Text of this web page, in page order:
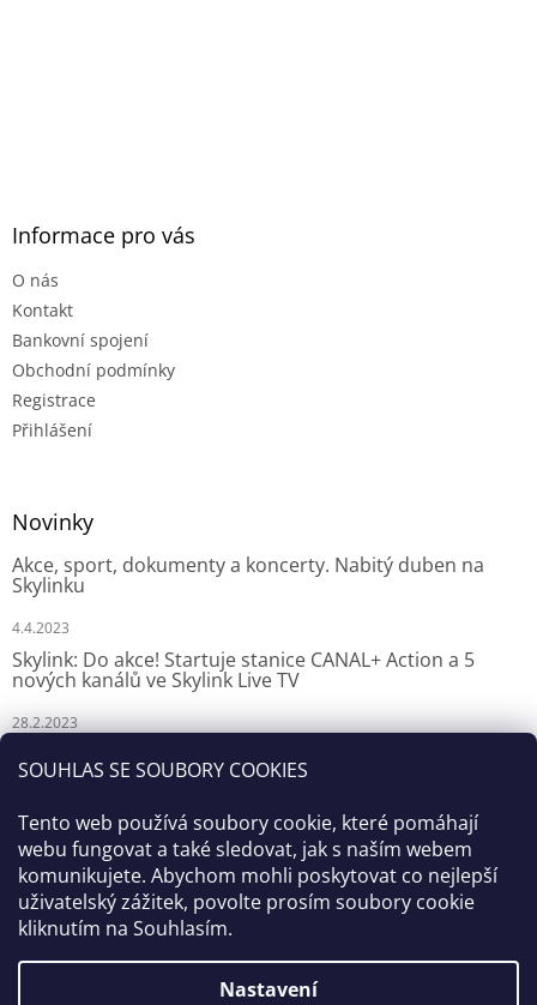
SOUHLAS SE SOUBORY COOKIES
Tento web používá soubory cookie, které pomáhají
webu fungovat a také sledovat, jak s naším webem
komunikujete. Abychom mohli poskytovat co nejlepší
uživatelský zážitek, povolte prosím soubory cookie
kliknutím na Souhlasím.
Nastavení
Informace pro vás
O nás
Kontakt
Bankovní spojení
Obchodní podmínky
Registrace
Přihlášení
Novinky
Akce, sport, dokumenty a koncerty. Nabitý duben na
Skylinku
4.4.2023
Skylink: Do akce! Startuje stanice CANAL+ Action a 5
nových kanálů ve Skylink Live TV
28.2.2023
Vytvořil Shoptet